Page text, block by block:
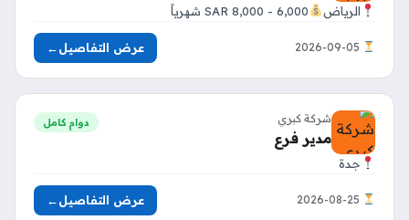
الرياض 6,000 - 8,000 SAR شهرياً
عرض التفاصيل←
شركة كبري
مدير فرع
دوام كامل
جدة
عرض التفاصيل←